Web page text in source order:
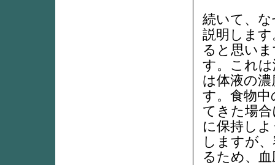
続いて、
説明しま
ると思い
す。これ
は体液の
す。食物
てきた場
に保持し
しますが
るため、